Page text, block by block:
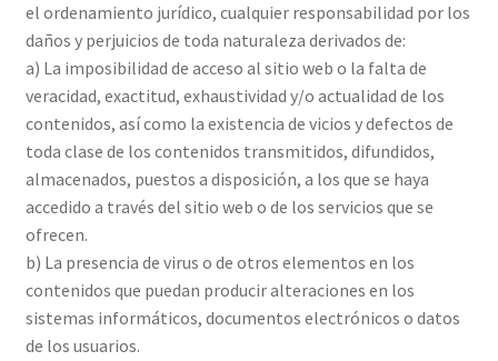
el ordenamiento jurídico, cualquier responsabilidad por los
daños y perjuicios de toda naturaleza derivados de:
a) La imposibilidad de acceso al sitio web o la falta de
veracidad, exactitud, exhaustividad y/o actualidad de los
contenidos, así como la existencia de vicios y defectos de
toda clase de los contenidos transmitidos, difundidos,
almacenados, puestos a disposición, a los que se haya
accedido a través del sitio web o de los servicios que se
ofrecen.
b) La presencia de virus o de otros elementos en los
contenidos que puedan producir alteraciones en los
sistemas informáticos, documentos electrónicos o datos
de los usuarios.